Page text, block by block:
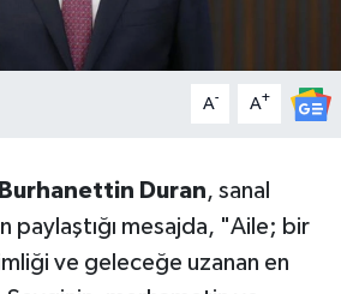
A- A+
Burhanettin Duran, sanal
paylaştığı mesajda, "Aile; bir
ve geleceğe uzanan en